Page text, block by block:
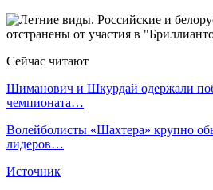
Сейчас читают
Шиманович и Шкурдай одержали
чемпионата…
Волейболисты «Шахтера» крупно
лидеров…
Источник